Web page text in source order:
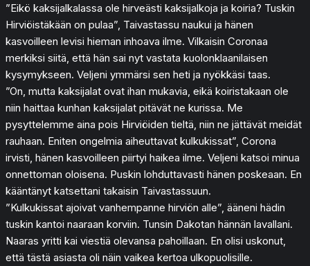
”Eikö kaksijalkalassa ole hirveästi kaksijalkoja ja koiria? Tuskin
Hirviöistäkään on pulaa”, Taivastassu naukui ja hänen
kasvoilleen levisi hieman inhoava ilme. Vilkaisin Coronaa
merkiksi siitä, että hän sai nyt vastata kuolonklaanilaisen
kysymykseen. Veljeni ymmärsi sen heti ja nyökkäsi taas.
”On, mutta kaksijalat ovat ihan mukavia, eikä koiristakaan ole
niin haittaa kunhan kaksijalat pitävät ne kurissa. Me
pysyttelemme aina pois Hirviöiden tieltä, niin ne jättävät meidät
rauhaan. Eniten ongelmia aiheuttavat kulkukissat”, Corona
irvisti, hänen kasvoilleen piirtyi haikea ilme. Veljeni katsoi minua
onnettoman oloisena. Puskin lohduttavasti hänen poskeaan. En
kääntänyt katsettani takaisin Taivastassuun.
”Kulkukissat ajoivat vanhempanne hirviön alle”, ääneni hädin
tuskin kantoi naaraan korviin. Tunsin Dakotan hännän lavallani.
Naaras yritti kai viestiä olevansa pahoillaan. En olisi uskonut,
että tästä asiasta oli näin vaikea kertoa ulkopuolisille.